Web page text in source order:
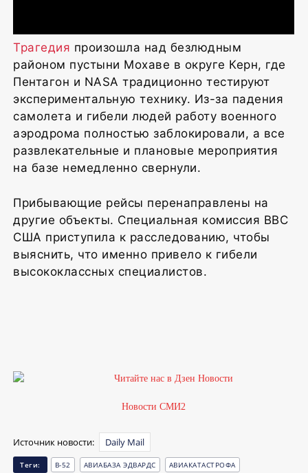
Трагедия произошла над безлюдным
районом пустыни Мохаве в округе Керн, где
Пентагон и NASA традиционно тестируют
экспериментальную технику. Из-за падения
самолета и гибели людей работу военного
аэродрома полностью заблокировали, а все
развлекательные и плановые мероприятия
на базе немедленно свернули.
Прибывающие рейсы перенаправлены на
другие объекты. Специальная комиссия ВВС
США приступила к расследованию, чтобы
выяснить, что именно привело к гибели
высококлассных специалистов.
Новости СМИ2
Источник новости: Daily Mail
Теги: B-52 АВИАБАЗА ЭДВАРДС
АВИАКАТАСТРОФА